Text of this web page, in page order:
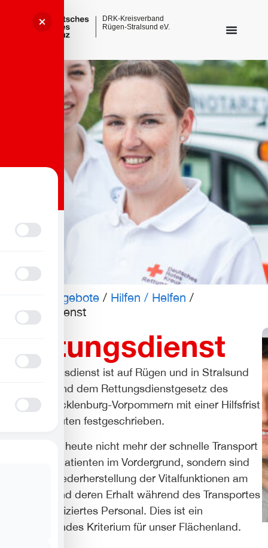
Unsere Angebote / Hilfen / Helfen /
Rettungsdienst
Rettungsdienst
Der Rettungsdienst ist auf Rügen und in Stralsund
entsprechend dem Rettungsdienstgesetz des
Landes Mecklenburg-Vorpommern mit einer Hilfsfrist
von 10 Minuten festgeschrieben.
Dabei steht heute nicht mehr der schnelle Transport
des Notfallpatienten im Vordergrund, sondern sind
eher die Wiederherstellung der Vitalfunktionen am
Notfallort und deren Erhalt während des Transportes
durch qualifiziertes Personal. Dies ist ein
entscheidendes Kriterium für unser Flächenland.
Sehbehinderungsmodus
Profil für Anfallsicherheit
ADHD-freundlicher Modus
Blindheitsmodus
Epilepsie-sicherer Modus